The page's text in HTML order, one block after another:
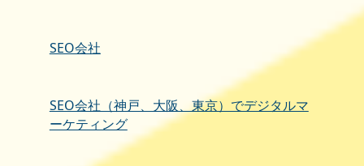
SEO会社
SEO会社（神戸、大阪、東京）でデジタルマ
ーケティング